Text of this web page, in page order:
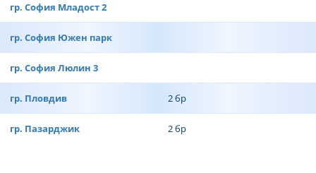
гр. София Младост 2
гр. София Южен парк
гр. София Люлин 3
гр. Пловдив 2 бр
гр. Пазарджик 2 бр